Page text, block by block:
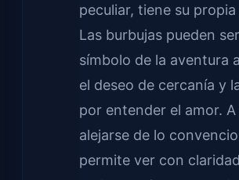
peculiar, tiene su
Las burbujas pueden
símbolo de la aventura
el deseo de cercanía y
por entender el amor. A
alejarse de lo
permite ver con